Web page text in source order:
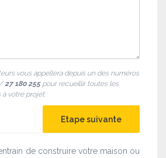
vous appellera depuis un des numéros
27 180 255pour recueillir toutes les
à votre projet.
de construire votre maison ou